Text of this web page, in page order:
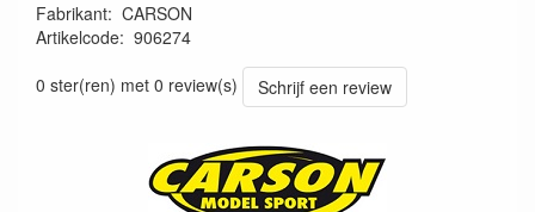
Fabrikant: CARSON
Artikelcode: 906274
0 ster(ren) met 0 review(s)
Schrijf een review